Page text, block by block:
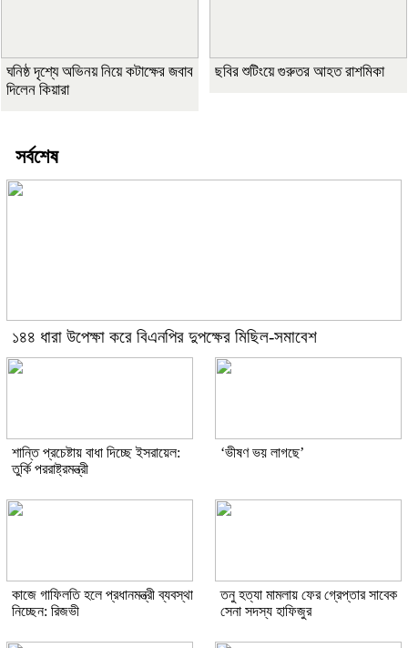
ঘনিষ্ঠ দৃশ্যে অভিনয় নিয়ে কটাক্ষের জবাব
দিলেন কিয়ারা
ছবির শুটিংয়ে গুরুতর আহত রাশমিকা
সর্বশেষ
১৪৪ ধারা উপেক্ষা করে বিএনপির দুপক্ষের মিছিল-সমাবেশ
শান্তি প্রচেষ্টায় বাধা দিচ্ছে ইসরায়েল:
তুর্কি পররাষ্ট্রমন্ত্রী
‘ভীষণ ভয় লাগছে’
কাজে গাফিলতি হলে প্রধানমন্ত্রী ব্যবস্থা
নিচ্ছেন: রিজভী
তনু হত্যা মামলায় ফের গ্রেপ্তার সাবেক
সেনা সদস্য হাফিজুর